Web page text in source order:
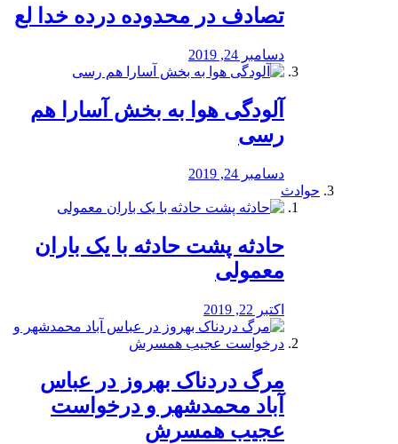
تصادف در محدوده درده خدا لع
دسامبر 24, 2019
آلودگی هوا به بخش آسارا هم
رسی
دسامبر 24, 2019
حوادث
️حادثه پشت حادثه با یک باران
معمولی
اکتبر 22, 2019
مرگ دردناک بهروز در عباس
آباد محمدشهر و درخواست
عجیب همسرش